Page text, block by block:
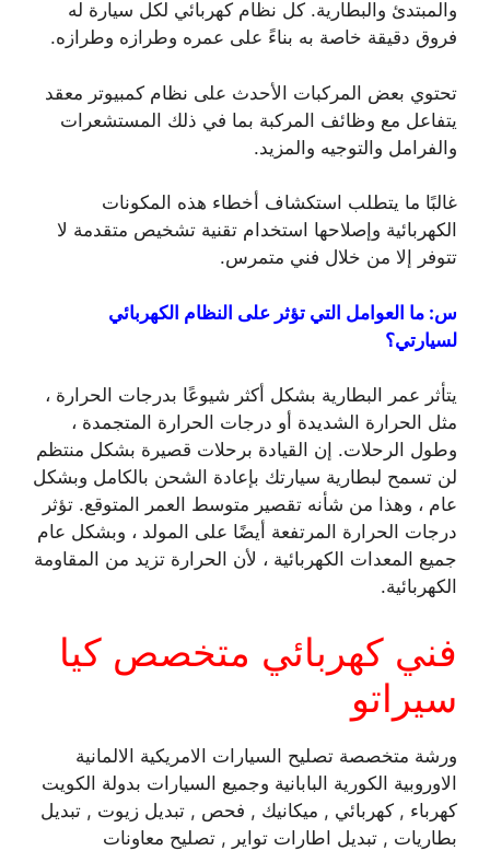
والمبتدئ والبطارية. كل نظام كهربائي لكل سيارة له
فروق دقيقة خاصة به بناءً على عمره وطرازه وطرازه.
تحتوي بعض المركبات الأحدث على نظام كمبيوتر معقد
يتفاعل مع وظائف المركبة بما في ذلك المستشعرات
والفرامل والتوجيه والمزيد.
غالبًا ما يتطلب استكشاف أخطاء هذه المكونات
الكهربائية وإصلاحها استخدام تقنية تشخيص متقدمة لا
تتوفر إلا من خلال فني متمرس.
س: ما العوامل التي تؤثر على النظام الكهربائي
لسيارتي؟
يتأثر عمر البطارية بشكل أكثر شيوعًا بدرجات الحرارة ،
مثل الحرارة الشديدة أو درجات الحرارة المتجمدة ،
وطول الرحلات. إن القيادة برحلات قصيرة بشكل منتظم
لن تسمح لبطارية سيارتك بإعادة الشحن بالكامل وبشكل
عام ، وهذا من شأنه تقصير متوسط ​​العمر المتوقع. تؤثر
درجات الحرارة المرتفعة أيضًا على المولد ، وبشكل عام
جميع المعدات الكهربائية ، لأن الحرارة تزيد من المقاومة
الكهربائية.
فني كهربائي متخصص كيا
سيراتو
ورشة متخصصة تصليح السيارات الامريكية الالمانية
الاوروبية الكورية البابانية وجميع السيارات بدولة الكويت
كهرباء , كهربائي , ميكانيك , فحص , تبديل زيوت , تبديل
بطاريات , تبديل اطارات تواير , تصليح معاونات